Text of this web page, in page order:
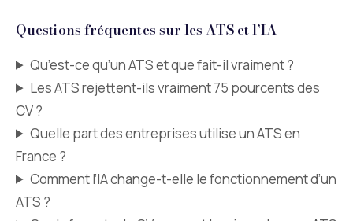
Questions fréquentes sur les ATS et l’IA
Qu’est-ce qu’un ATS et que fait-il vraiment ?
Les ATS rejettent-ils vraiment 75 pourcents des
CV ?
Quelle part des entreprises utilise un ATS en
France ?
Comment l’IA change-t-elle le fonctionnement d’un
ATS ?